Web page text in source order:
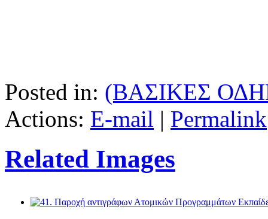
Posted in: (ΒΑΣΙΚΕΣ
Actions: E-mail | Permalink
Related Images